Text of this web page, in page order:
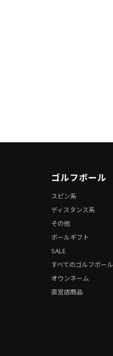
ゴルフボール
オウンネーム
直営店商品
スピン系
ディスタンス系
その他
ボールギフト
SALE
すべてのゴルフボール